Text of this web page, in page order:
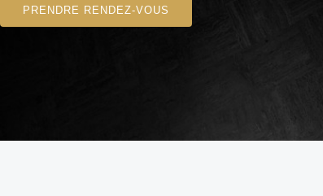
PRENDRE RENDEZ-VOUS